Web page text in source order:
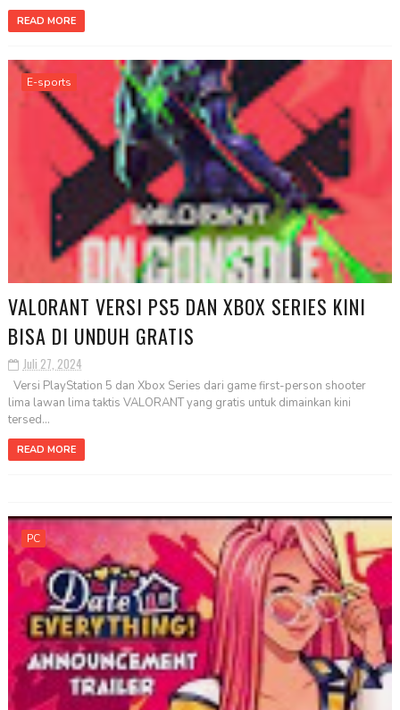
READ MORE
E-sports
VALORANT VERSI PS5 DAN XBOX SERIES KINI
BISA DI UNDUH GRATIS
Juli 27, 2024
Versi PlayStation 5 dan Xbox Series dari game first-person shooter
lima lawan lima taktis VALORANT yang gratis untuk dimainkan kini
tersed...
READ MORE
PC